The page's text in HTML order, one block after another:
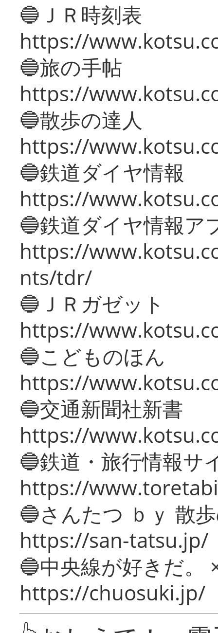
🔵ＪＲ時刻表
https://
🔵旅の手帖
https://
🔵散歩の達人
https://
🔵鉄道ダイヤ情報
https://
🔵鉄道ダイヤ情報ア
https://
nts/tdr/
🔵ＪＲガゼット
https://
🔵こどものほん
https://
🔵交通新聞社新書
https://
🔵鉄道・旅行情報サ
https://
🔵さんたつ ｂｙ 散
https://san-tatsu.jp/
🔵中央線が好きだ。
https://chuosuki.jp/